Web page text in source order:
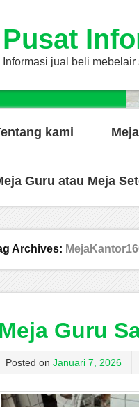
Pusat
Informasi jual beli
kami
Guru atau Meja
Archives:
Meja Guru
Posted on Januari 7, 2026